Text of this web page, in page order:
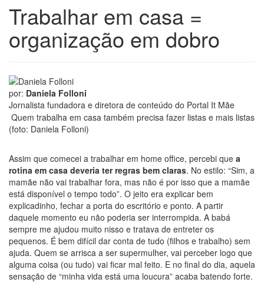
Trabalhar em casa =
organização em dobro
por: Daniela Folloni
Jornalista fundadora e diretora de conteúdo do Portal It Mãe
Quem trabalha em casa também precisa fazer listas e mais listas
(foto: Daniela Folloni)
Assim que comecei a trabalhar em home office, percebi que a
rotina em casa deveria ter regras bem claras. No estilo: “Sim, a
mamãe não vai trabalhar fora, mas não é por isso que a mamãe
está disponível o tempo todo”. O jeito era explicar bem
explicadinho, fechar a porta do escritório e ponto. A partir
daquele momento eu não poderia ser interrompida. A babá
sempre me ajudou muito nisso e tratava de entreter os
pequenos. É bem difícil dar conta de tudo (filhos e trabalho) sem
ajuda. Quem se arrisca a ser supermulher, vai perceber logo que
alguma coisa (ou tudo) vai ficar mal feito. E no final do dia, aquela
sensação de “minha vida está uma loucura” acaba batendo forte.